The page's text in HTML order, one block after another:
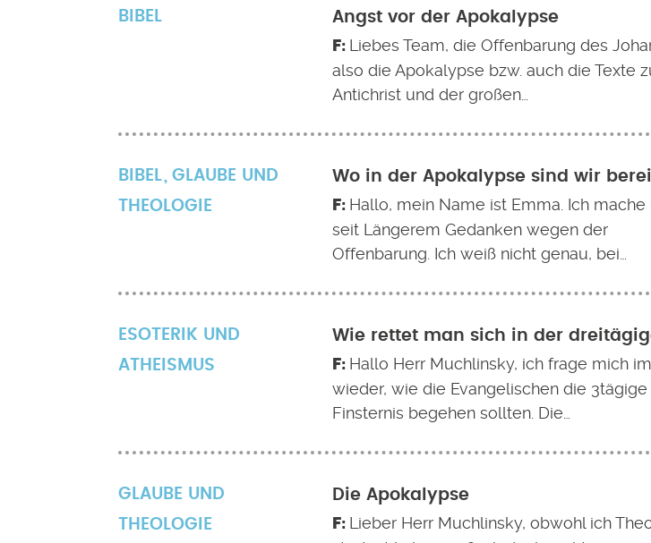
BIBEL Angst vor der Apokalypse
Liebes Team, die Offenbarung des
also die Apokalypse bzw. auch die Texte
Antichrist und der großen…
BIBEL GLAUBE UND
THEOLOGIE
Wo in der Apokalypse sind wir
Hallo, mein Name ist Emma. Ich mache
seit Längerem Gedanken wegen der
Offenbarung. Ich weiß nicht genau, bei…
ESOTERIK UND
ATHEISMUS
Wie rettet man sich in der
Hallo Herr Muchlinsky, ich frage mich
wieder, wie die Evangelischen die 3tägige
Finsternis begehen sollten. Die…
GLAUBE UND
THEOLOGIE
Die Apokalypse
Lieber Herr Muchlinsky, obwohl ich